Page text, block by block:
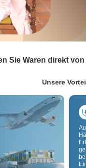
Sie Waren direkt
Unsere